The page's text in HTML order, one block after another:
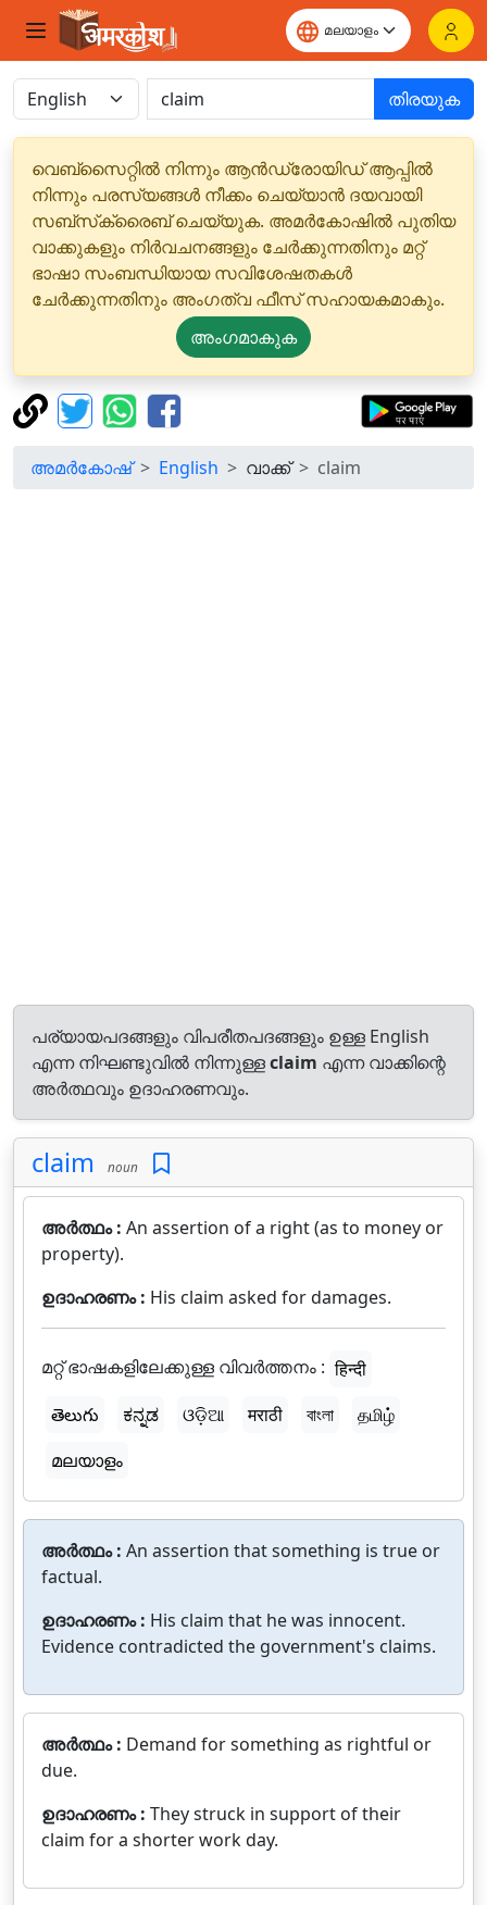
തിരയുക
വെബ്‌സൈറ്റിൽ നിന്നും ആൻഡ്രോയിഡ് ആപ്പിൽ
നിന്നും പരസ്യങ്ങൾ നീക്കം ചെയ്യാൻ ദയവായി
സബ്‌സ്‌ക്രൈബ് ചെയ്യുക. അമർകോഷിൽ പുതിയ
വാക്കുകളും നിർവചനങ്ങളും ചേർക്കുന്നതിനും മറ്റ്
ഭാഷാ സംബന്ധിയായ സവിശേഷതകൾ
ചേർക്കുന്നതിനും അംഗത്വ ഫീസ് സഹായകമാകും.
അംഗമാകുക
അമർകോഷ് English വാക്ക് claim
പര്യായപദങ്ങളും വിപരീതപദങ്ങളും ഉള്ള English
എന്ന നിഘണ്ടുവിൽ നിന്നുള്ളclaim എന്ന വാക്കിന്റെ
അർത്ഥവും ഉദാഹരണവും.
claim noun
അർത്ഥം : An assertion of a right (as to money or
property).
ഉദാഹരണം : His claim asked for damages.
മറ്റ് ഭാഷകളിലേക്കുള്ള വിവർത്തനം : हिन्दी
తెలుగు
ಕನ್ನಡ ଓଡ଼ିଆ मराठी বাংলা
தமிழ்
മലയാളം
അർത്ഥം : An assertion that something is true or
factual.
ഉദാഹരണം : His claim that he was innocent.
Evidence contradicted the government's claims.
അർത്ഥം : Demand for something as rightful or
due.
ഉദാഹരണം : They struck in support of their
claim for a shorter work day.